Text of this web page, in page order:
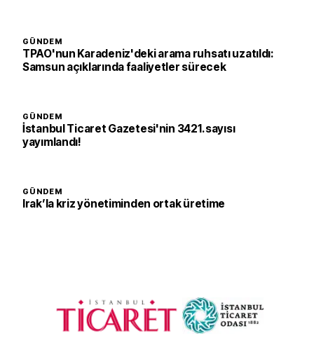
GÜNDEM
TPAO'nun Karadeniz'deki arama ruhsatı uzatıldı:
Samsun açıklarında faaliyetler sürecek
GÜNDEM
İstanbul Ticaret Gazetesi'nin 3421. sayısı
yayımlandı!
GÜNDEM
Irak’la kriz yönetiminden ortak üretime